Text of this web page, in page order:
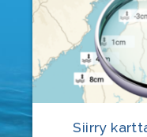
Siirry